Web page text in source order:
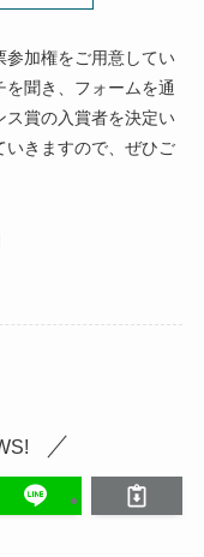
参加権をご用意してい
聞き、フォームを通
ス賞の入賞者を決定い
いきますので、ぜひご